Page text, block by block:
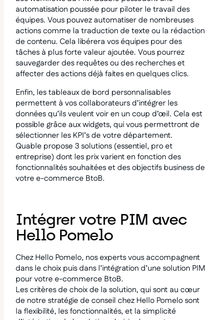
automatisation poussée pour piloter le travail des
équipes. Vous pouvez automatiser de nombreuses
actions comme la traduction de texte ou la rédaction
de contenu. Cela libérera vos équipes pour des
tâches à plus forte valeur ajoutée. Vous pourrez
sauvegarder des requêtes ou des recherches et
affecter des actions déjà faites en quelques clics.
Enfin, les tableaux de bord personnalisables
permettent à vos collaborateurs d’intégrer les
données qu’ils veulent voir en un coup d’œil. Cela est
possible grâce aux widgets, qui vous permettront de
sélectionner les KPI’s de votre département.
Quable propose 3 solutions (essentiel, pro et
entreprise) dont les prix varient en fonction des
fonctionnalités souhaitées et des objectifs business de
votre e-commerce BtoB.
Intégrer votre PIM avec
Hello Pomelo
Chez Hello Pomelo, nos experts vous accompagnent
dans le choix puis dans l’intégration d’une solution PIM
pour votre e-commerce BtoB.
Les critères de choix de la solution, qui sont au cœur
de notre stratégie de conseil chez Hello Pomelo sont
la flexibilité, les fonctionnalités, et la simplicité